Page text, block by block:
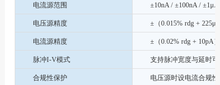
电流源范围 ±10nA / ±100nA /
电压源精度 ±（0.015% rdg +
电流源精度 ±（0.02% rdg + 10pA
脉冲I-V模式 支持脉冲宽度与延时
合规性保护 电压源时设电流合规